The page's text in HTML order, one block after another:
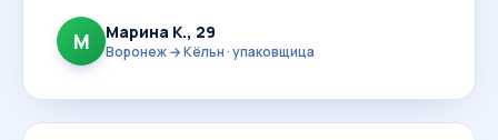
М Марина К., 29
Воронеж → Кёльн · упаковщица